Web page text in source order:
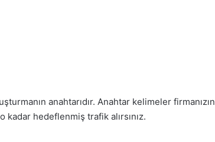
anahtarıdır. Anahtar kelimeler firmanızın
kadar hedeflenmiş trafik alırsınız.